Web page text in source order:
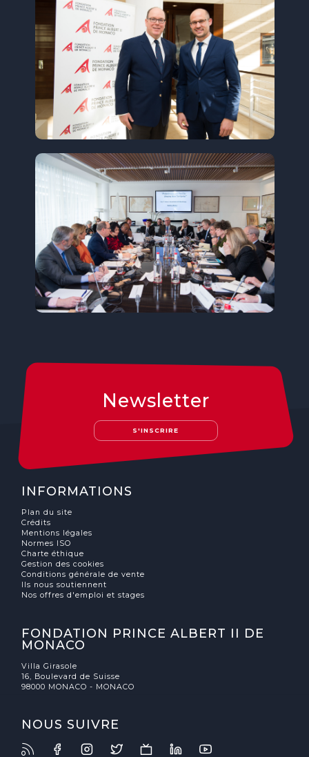
Newsletter
S'INSCRIRE
INFORMATIONS
Plan du site
Crédits
Mentions légales
Normes ISO
Charte éthique
Gestion des cookies
Conditions générale de vente
Ils nous soutiennent
Nos offres d'emploi et stages
FONDATION PRINCE ALBERT II DE
MONACO
Villa Girasole
16, Boulevard de Suisse
98000 MONACO - MONACO
NOUS SUIVRE